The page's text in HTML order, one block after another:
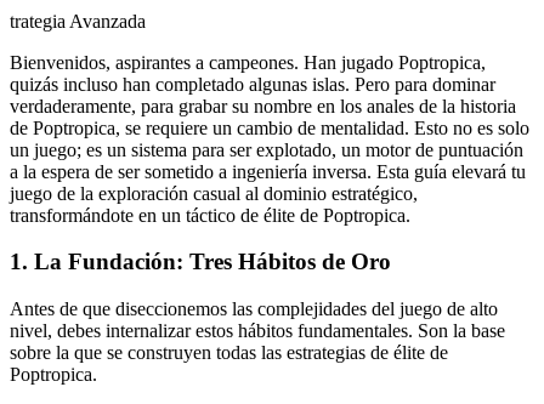
trategia Avanzada
Bienvenidos, aspirantes a campeones. Han jugado Poptropica,
quizás incluso han completado algunas islas. Pero para dominar
verdaderamente, para grabar su nombre en los anales de la historia
de Poptropica, se requiere un cambio de mentalidad. Esto no es solo
un juego; es un sistema para ser explotado, un motor de puntuación
a la espera de ser sometido a ingeniería inversa. Esta guía elevará tu
juego de la exploración casual al dominio estratégico,
transformándote en un táctico de élite de Poptropica.
1. La Fundación: Tres Hábitos de Oro
Antes de que diseccionemos las complejidades del juego de alto
nivel, debes internalizar estos hábitos fundamentales. Son la base
sobre la que se construyen todas las estrategias de élite de
Poptropica.